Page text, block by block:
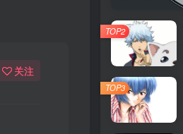
关注
TOP2
TOP3